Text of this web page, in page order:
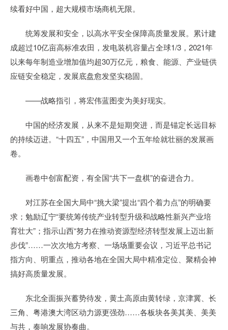
续看好中国，超大规模市场商机无限。
统筹发展和安全，以高水平安全保障高质量发展。累计建
成超过10亿亩高标准农田，发电装机容量占全球1/3，2021年
以来每年制造业增加值均超30万亿元，粮食、能源、产业链供
应链安全稳定，发展底盘愈发坚实稳固。
——战略指引，将宏伟蓝图变为美好现实。
中国的经济发展，从来不是短期突进，而是锚定长远目标
的持续迈进。“十四五”，中国用又一个五年绘就壮丽的发展画
卷。
画卷中创富配资，有全国“共下一盘棋”的奋进合力。
对江苏在全国大局中“挑大梁”提出“四个着力点”的明确要
求；勉励辽宁“要统筹传统产业转型升级和战略性新兴产业培
育壮大”；指示山西“努力在推动资源型经济转型发展上迈出新
步伐”……一次次地方考察、一场场重要会议，习近平总书记
指方向、明重点，推动各地在全国大局中精准定位、聚精会神
搞好高质量发展。
东北全面振兴蓄势待发，黄土高原由黄转绿，京津冀、长
三角、粤港澳大湾区动力源更强劲……各板块各美其美、美美
与共，奏响发展协奏曲。